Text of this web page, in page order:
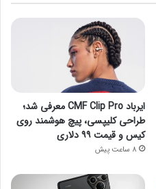
ایرباد CMF Clip Pro معرفی شد؛
طراحی کلیپسی، پیچ هوشمند روی
کیس و قیمت ۹۹ دلاری
8 ساعت پیش